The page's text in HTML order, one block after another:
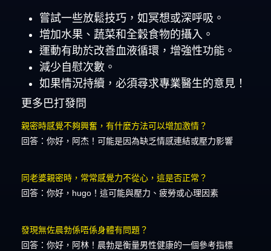
嘗試一些放鬆技巧，如冥想或深呼吸。
增加水果、蔬菜和全穀食物的攝入。
運動有助於改善血液循環，增強性功能。
減少自慰次數。
如果情況持續，必須尋求專業醫生的意見！
更多巴打發問
親密時感覺不夠興奮，有什麼方法可以增加激情？
回答：你好，阿杰！可能是因為缺乏情感連結或壓力影響
同老婆親密時，常常感覺力不從心，這是否正常？
回答：你好，hugo！這可能與壓力、疲勞或心理因素
發現無佐晨勃係唔係身體有問題？
回答：你好，阿林！晨勃是衡量男性健康的一個參考指標